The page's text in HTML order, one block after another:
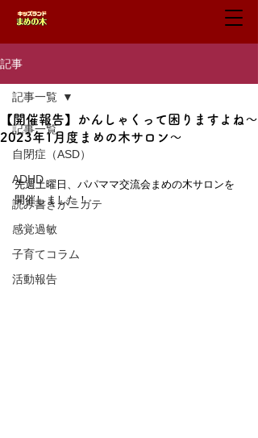
記事
記事一覧
自閉症（ASD）
ADHD
読み書きがニガテ
感覚過敏
子育てコラム
活動報告
記事一覧
【開催報告】かんしゃくって困りますよね〜
2023年1月度まめの木サロン〜
先週土曜日、パパママ交流会まめの木サロンを
開催しました！